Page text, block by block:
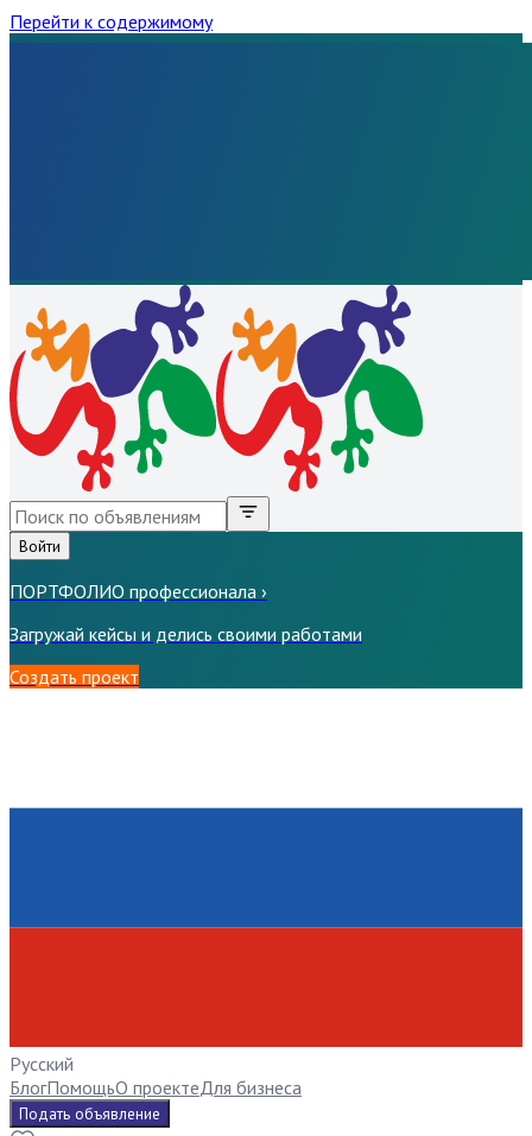
Перейти к содержимому
Войти
ПОРТФОЛИО профессионала ›
Загружай кейсы и делись своими работами
Создать проект
Русский
БлогПомощьО проектеДля бизнеса
Подать объявление